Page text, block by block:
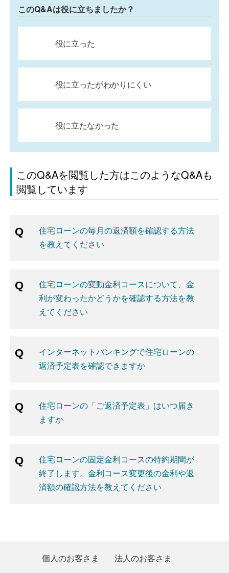
このQ&Aは役に立ちましたか？
役に立った
役に立ったがわかりにくい
役に立たなかった
このQ&Aを閲覧した方はこのようなQ&Aも
閲覧しています
住宅ローンの毎月の返済額を確認する方法
を教えてください
住宅ローンの変動金利コースについて、金
利が変わったかどうかを確認する方法を教
えてください
インターネットバンキングで住宅ローンの
返済予定表を確認できますか
住宅ローンの「ご返済予定表」はいつ届き
ますか
住宅ローンの固定金利コースの特約期間が
終了します。金利コース変更後の金利や返
済額の確認方法を教えてください
個人のお客さま
法人のお客さま